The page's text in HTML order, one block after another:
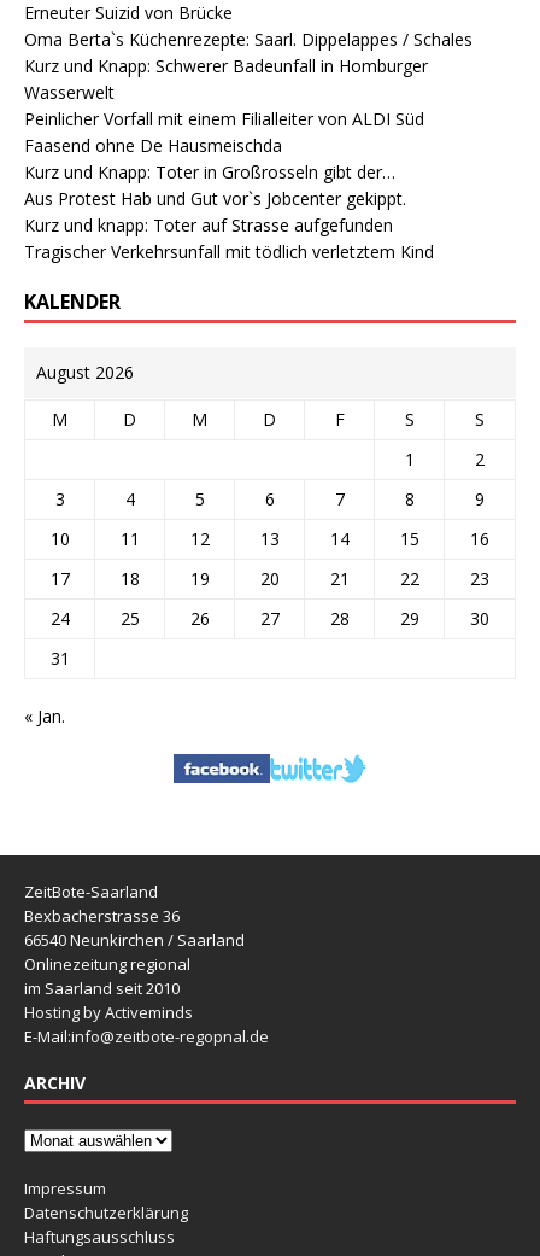
Erneuter Suizid von Brücke
Oma Berta`s Küchenrezepte: Saarl. Dippelappes / Schales
Kurz und Knapp: Schwerer Badeunfall in Homburger
Wasserwelt
Peinlicher Vorfall mit einem Filialleiter von ALDI Süd
Faasend ohne De Hausmeischda
Kurz und Knapp: Toter in Großrosseln gibt der…
Aus Protest Hab und Gut vor`s Jobcenter gekippt.
Kurz und knapp: Toter auf Strasse aufgefunden
Tragischer Verkehrsunfall mit tödlich verletztem Kind
KALENDER
August 2026
M D M D F S
S
1
2
3
4 5 6 7 8
9
10
11 12 13 14 15
16
17
18 19 20 21 22
23
24
25 26 27 28 29
30
31
« Jan.
ZeitBote-Saarland
Bexbacherstrasse 36
66540 Neunkirchen / Saarland
Onlinezeitung regional
im Saarland seit 2010
Hosting by Activeminds
E-Mail:info@zeitbote-regopnal.de
ARCHIV
Impressum
Datenschutzerklärung
Haftungsausschluss